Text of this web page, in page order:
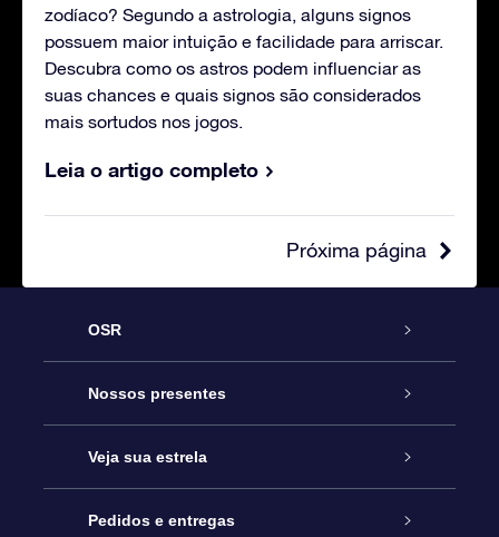
zodíaco? Segundo a astrologia, alguns signos
possuem maior intuição e facilidade para arriscar.
Descubra como os astros podem influenciar as
suas chances e quais signos são considerados
mais sortudos nos jogos.
Leia o artigo completo
Próxima página
OSR
Serviço
Entre em contato conosco
Blog
Nossos presentes
Presente estrelar on-line
Pacote de presente da OSR
Veja sua estrela
Star Register
Pedidos e entregas